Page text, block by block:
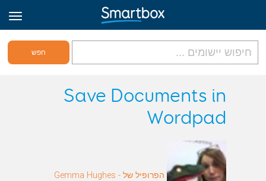
גריד אונליין
Save Documents in
Wordpad
הפרופיל של Gemma Hughes -